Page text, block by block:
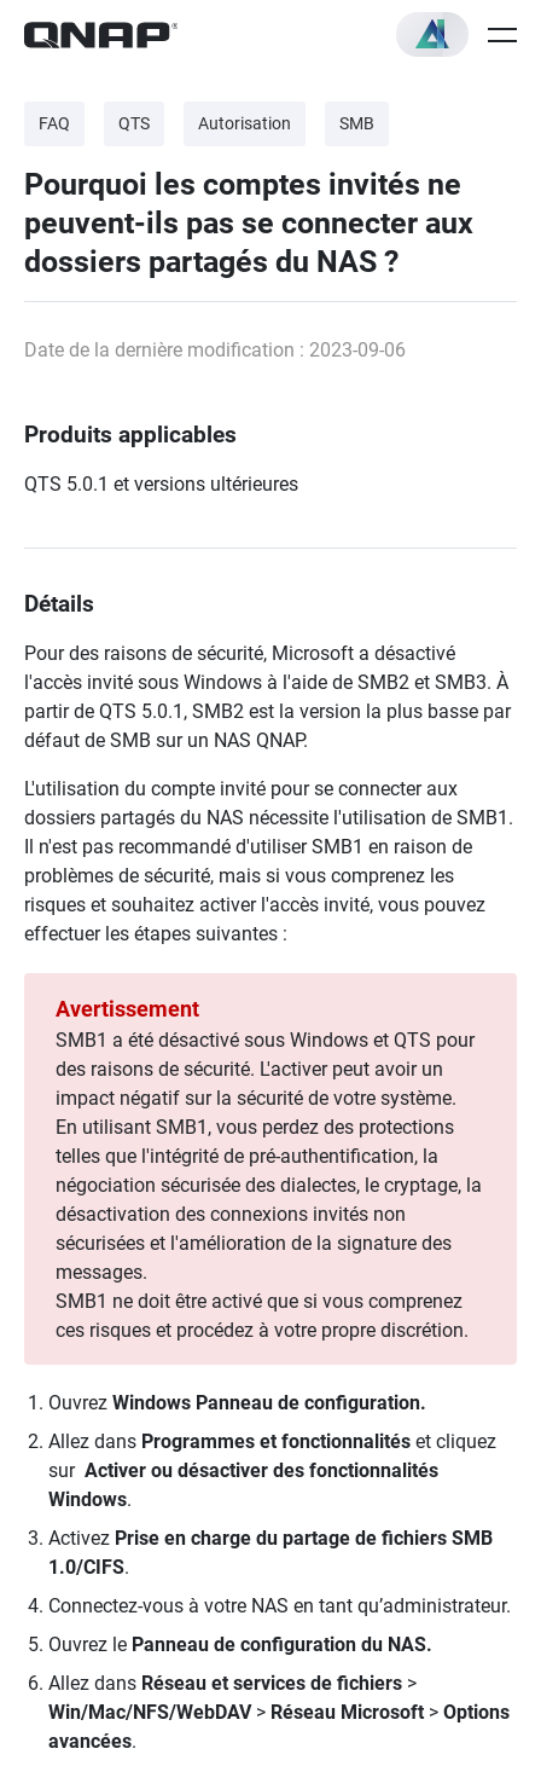
FAQ QTS Autorisation SMB
Pourquoi les comptes invités ne
peuvent-ils pas se connecter aux
dossiers partagés du NAS ?
Date de la dernière modification : 2023-09-06
Produits applicables
QTS 5.0.1 et versions ultérieures
Détails
Pour des raisons de sécurité, Microsoft a désactivé
l'accès invité sous Windows à l'aide de SMB2 et SMB3. À
partir de QTS 5.0.1, SMB2 est la version la plus basse par
défaut de SMB sur un NAS QNAP.
L'utilisation du compte invité pour se connecter aux
dossiers partagés du NAS nécessite l'utilisation de SMB1.
Il n'est pas recommandé d'utiliser SMB1 en raison de
problèmes de sécurité, mais si vous comprenez les
risques et souhaitez activer l'accès invité, vous pouvez
effectuer les étapes suivantes :
Avertissement
SMB1 a été désactivé sous Windows et QTS pour
des raisons de sécurité. L'activer peut avoir un
impact négatif sur la sécurité de votre système.
En utilisant SMB1, vous perdez des protections
telles que l'intégrité de pré-authentification, la
négociation sécurisée des dialectes, le cryptage, la
désactivation des connexions invités non
sécurisées et l'amélioration de la signature des
messages.
SMB1 ne doit être activé que si vous comprenez
ces risques et procédez à votre propre discrétion.
Ouvrez Windows Panneau de configuration.
Allez dans Programmes et fonctionnalités et cliquez
sur Activer ou désactiver des fonctionnalités
Windows.
Activez Prise en charge du partage de fichiers SMB
1.0/CIFS.
Connectez-vous à votre NAS en tant qu’administrateur.
Ouvrez le Panneau de configuration du NAS.
Allez dans Réseau et services de fichiers >
Win/Mac/NFS/WebDAV> Réseau Microsoft > Options
avancées.